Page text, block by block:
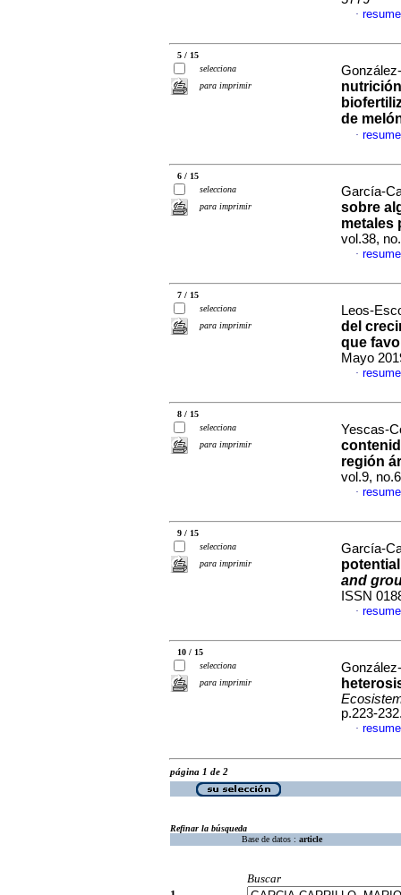
·
5 / 15
selecciona
para imprimir
de
·
6 / 15
selecciona
para imprimir
García-
sobre
metales
vol.38,
·
7 / 15
selecciona
para imprimir
Leos-
del
que
Mayo
·
8 / 15
selecciona
para imprimir
Yescas-
región
vol.9,
·
9 / 15
selecciona
para imprimir
García-
and
ISSN
·
10 / 15
selecciona
para imprimir
p.223-
·
página 1 de 2
Refinar la búsqueda
Base de datos : article
Buscar